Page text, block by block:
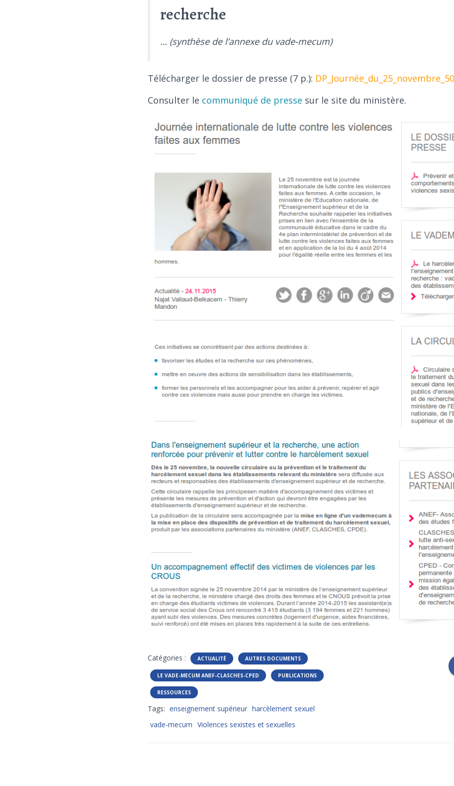
recherche
… (synthèse de l’annexe du vade-mecum)
Télécharger le dossier de presse (7 p.):
Consulter le communiqué de presse sur le site du ministère.
Catégories : ACTUALITÉ AUTRES DOCUMENTS
LE VADE-MECUM ANEF-CLASCHES-CPED PUBLICATIONS
RESSOURCES
Tags: enseignement supérieur harcèlement sexuel
vade-mecum Violences sexistes et sexuelles